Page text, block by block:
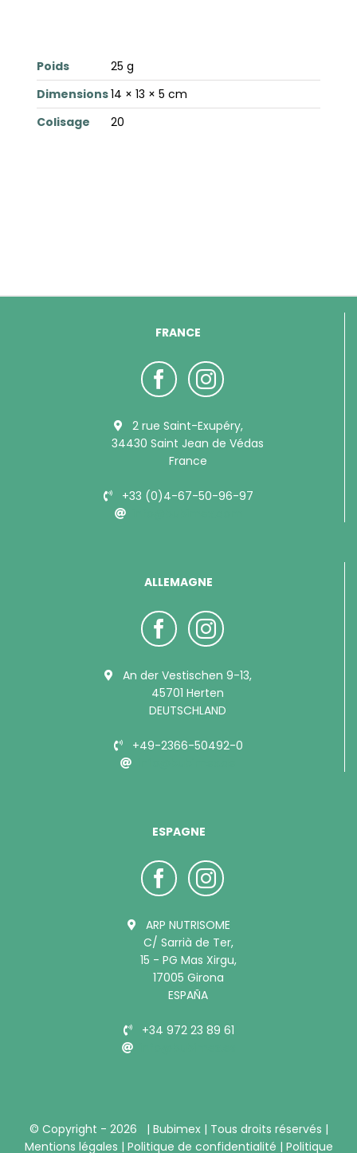
Poids
25 g
Dimensions14 × 13 × 5 cm
Colisage
20
FRANCE
2 rue Saint-Exupéry,
34430 Saint Jean de Védas
France
+33 (0)4-67-50-96-97
ALLEMAGNE
An der Vestischen 9-13,
45701 Herten
DEUTSCHLAND
+49-2366-50492-0
ESPAGNE
ARP NUTRISOME
C/ Sarrià de Ter,
15 - PG Mas Xirgu,
17005 Girona
ESPAÑA
+34 972 23 89 61
© Copyright - 2026 | Bubimex | Tous droits réservés |
Mentions légales | Politique de confidentialité | Politique